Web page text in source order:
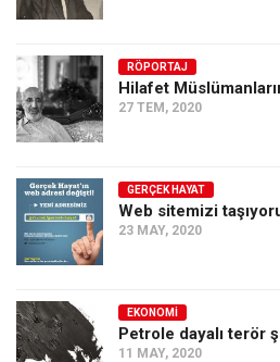
7 soruda bu hafta
Spor
Manzara
Gıda-Beslenme
Hayat
Türkiye
Siyaset
Dünya
RÖPORTAJ
Hilafet
27 TEM, 2020
GERÇEK HAYAT
Web sitemizi
23 MAY, 2020
EKONOMI
Petrole dayalı terör
11 MAY, 2020